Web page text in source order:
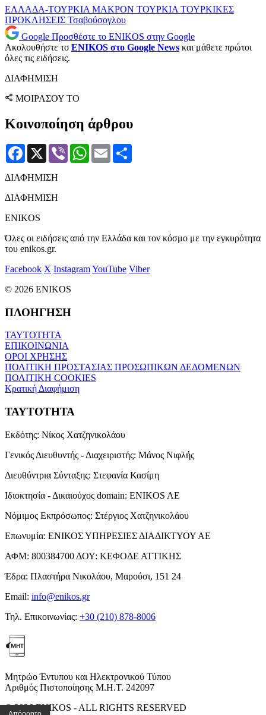
ΕΛΛΑΔΑ-ΤΟΥΡΚΙΑ ΜΑΚΡΟΝ ΤΟΥΡΚΙΑ ΤΟΥΡΚΙΚΕΣ
ΠΡΟΚΛΗΣΕΙΣ Τσαβούσογλου
Google Προσθέστε το ENIKOS στην Google
Ακολουθήστε το ENIKOS στο Google News και μάθετε πρώτοι
όλες τις ειδήσεις.
ΔΙΑΦΗΜΙΣΗ
ΜΟΙΡΑΣΟΥ ΤΟ
Κοινοποίηση άρθρου
Facebook
X Viber WhatsApp
Email
ΔΙΑΦΗΜΙΣΗ
ΔΙΑΦΗΜΙΣΗ
ENIKOS
Όλες οι ειδήσεις από την Ελλάδα και τον κόσμο με την εγκυρότητα
του enikos.gr.
Facebook X InstagramYouTube Viber
© 2026 ENIKOS
ΠΛΟΗΓΗΣΗ
ΤΑΥΤΟΤΗΤΑ
ΕΠΙΚΟΙΝΩΝΙΑ
ΟΡΟΙ ΧΡΗΣΗΣ
ΠΟΛΙΤΙΚΗ ΠΡΟΣΤΑΣΙΑΣ ΠΡΟΣΩΠΙΚΩΝ ΔΕΔΟΜΕΝΩΝ
ΠΟΛΙΤΙΚΗ COOKIES
Κρατική Διαφήμιση
ΤΑΥΤΟΤΗΤΑ
Εκδότης: Νίκος Χατζηνικολάου
Γενικός Διευθυντής - Διαχειριστής: Μάνος Νιφλής
Διευθύντρια Σύνταξης: Στεφανία Κασίμη
Ιδιοκτησία - Δικαιούχος domain: ENIKOS AE
Νόμιμος Εκπρόσωπος: Στέργιος Χατζηνικολάου
Επωνυμία: ΕΝΙΚΟΣ ΥΠΗΡΕΣΙΕΣ ΔΙΑΔΙΚΤΥΟΥ ΑΕ
ΑΦΜ: 800384700 ΔΟΥ: ΚΕΦΟΔΕ ΑΤΤΙΚΗΣ
Έδρα: Πλαστήρα Νικολάου, Μαρούσι, 151 24
Email: info@enikos.gr
Τηλ. Επικοινωνίας: +30 (210) 878-8006
Μητρώο Έντυπου και Ηλεκτρονικού Τύπου
Αριθμός Πιστοποίησης Μ.Η.Τ. 242097
© 2026 ENIKOS - ALL RIGHTS RESERVED